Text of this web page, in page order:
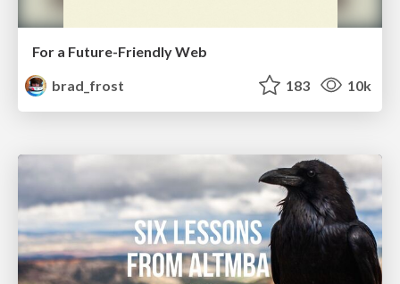
For a Future-Friendly Web
brad_frost
183 10k